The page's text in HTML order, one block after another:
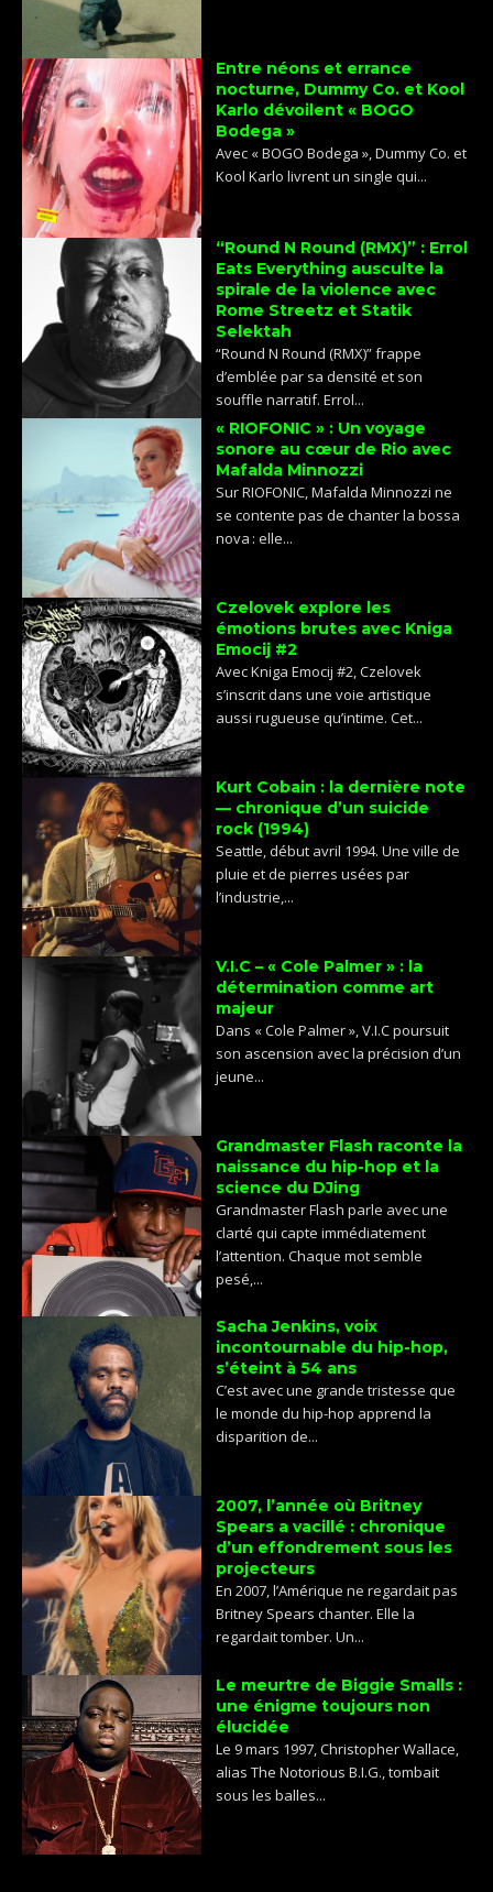
Entre néons et errance
nocturne, Dummy Co. et Kool
Karlo dévoilent « BOGO
Bodega »
Avec « BOGO Bodega », Dummy Co. et
Kool Karlo livrent un single qui...
“Round N Round (RMX)” : Errol
Eats Everything ausculte la
spirale de la violence avec
Rome Streetz et Statik
Selektah
“Round N Round (RMX)” frappe
d’emblée par sa densité et son
souffle narratif. Errol...
« RIOFONIC » : Un voyage
sonore au cœur de Rio avec
Mafalda Minnozzi
Sur RIOFONIC, Mafalda Minnozzi ne
se contente pas de chanter la bossa
nova : elle...
Czelovek explore les
émotions brutes avec Kniga
Emocij #2
Avec Kniga Emocij #2, Czelovek
s’inscrit dans une voie artistique
aussi rugueuse qu’intime. Cet...
Kurt Cobain : la dernière note
— chronique d’un suicide
rock (1994)
Seattle, début avril 1994. Une ville de
pluie et de pierres usées par
l’industrie,...
V.I.C – « Cole Palmer » : la
détermination comme art
majeur
Dans « Cole Palmer », V.I.C poursuit
son ascension avec la précision d’un
jeune...
Grandmaster Flash raconte la
naissance du hip-hop et la
science du DJing
Grandmaster Flash parle avec une
clarté qui capte immédiatement
l’attention. Chaque mot semble
pesé,...
Sacha Jenkins, voix
incontournable du hip-hop,
s’éteint à 54 ans
C’est avec une grande tristesse que
le monde du hip-hop apprend la
disparition de...
2007, l’année où Britney
Spears a vacillé : chronique
d’un effondrement sous les
projecteurs
En 2007, l’Amérique ne regardait pas
Britney Spears chanter. Elle la
regardait tomber. Un...
Le meurtre de Biggie Smalls :
une énigme toujours non
élucidée
Le 9 mars 1997, Christopher Wallace,
alias The Notorious B.I.G., tombait
sous les balles...